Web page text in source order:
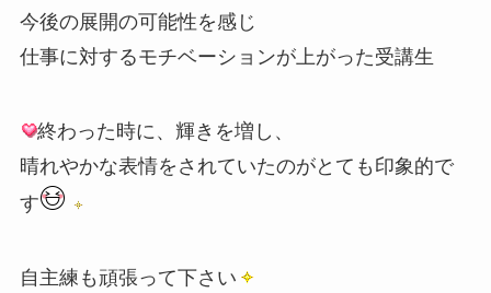
今後の展開の可能性を感じ
仕事に対するモチベーションが上がった受講生
終わった時に、輝きを増し、
晴れやかな表情をされていたのがとても印象的で
す
自主練も頑張って下さい